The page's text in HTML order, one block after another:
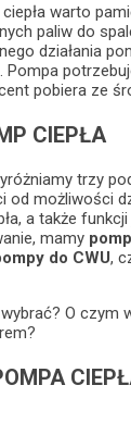
warto
paliw do
działania
Pompa
pobiera ze
CIEPŁA
trzy
od możliwości
a także
mamy
do CWU,
O czym